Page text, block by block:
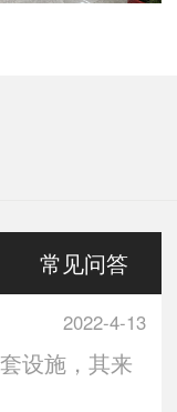
常见问答
2022-4-13
设施，其来